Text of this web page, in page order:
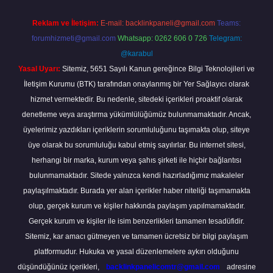
Reklam ve İletişim: E-mail: backlinkpaneli@gmail.com Teams:
forumhizmeti@gmail.com Whatsapp: 0262 606 0 726 Telegram:
@karabul
Yasal Uyarı: Sitemiz, 5651 Sayılı Kanun gereğince Bilgi Teknolojileri ve
İletişim Kurumu (BTK) tarafından onaylanmış bir Yer Sağlayıcı olarak
hizmet vermektedir. Bu nedenle, sitedeki içerikleri proaktif olarak
denetleme veya araştırma yükümlülüğümüz bulunmamaktadır. Ancak,
üyelerimiz yazdıkları içeriklerin sorumluluğunu taşımakta olup, siteye
üye olarak bu sorumluluğu kabul etmiş sayılırlar. Bu internet sitesi,
herhangi bir marka, kurum veya şahıs şirketi ile hiçbir bağlantısı
bulunmamaktadır. Sitede yalnızca kendi hazırladığımız makaleler
paylaşılmaktadır. Burada yer alan içerikler haber niteliği taşımamakta
olup, gerçek kurum ve kişiler hakkında paylaşım yapılmamaktadır.
Gerçek kurum ve kişiler ile isim benzerlikleri tamamen tesadüfidir.
Sitemiz, kar amacı gütmeyen ve tamamen ücretsiz bir bilgi paylaşım
platformudur. Hukuka ve yasal düzenlemelere aykırı olduğunu
düşündüğünüz içerikleri,
backlinkpanelicomtr@gmail.com adresine